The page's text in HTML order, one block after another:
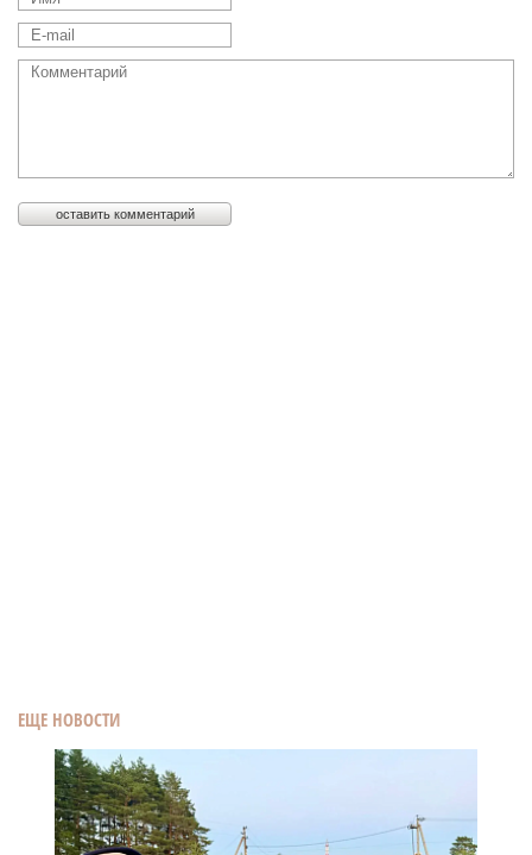
ЕЩЕ НОВОСТИ